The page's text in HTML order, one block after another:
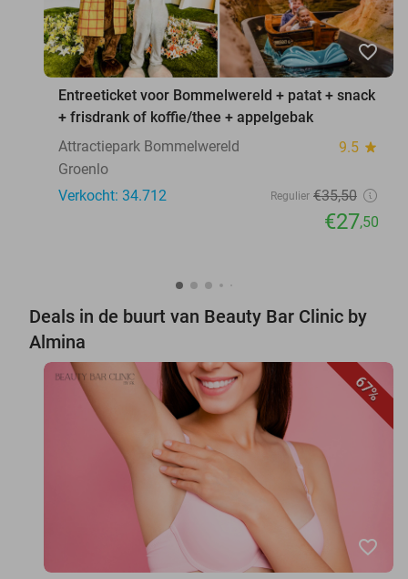
favorite_border
Entreeticket voor Bommelwereld + patat + snack
+ frisdrank of koffie/thee + appelgebak
Attractiepark Bommelwereld
9.5 star
Groenlo
Verkocht: 34.712
Regulier €35,50
€27,50
Deals in de buurt van Beauty Bar Clinic by
Almina
67%
favorite_border